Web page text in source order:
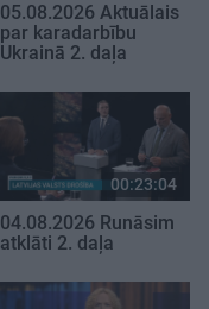
05.08.2026 Aktuālais
par karadarbību
Ukrainā 2. daļa
00:23:04
04.08.2026 Runāsim
atklāti 2. daļa